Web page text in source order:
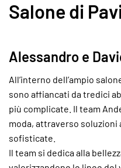
Salone di
Alessandro e
All’interno dell’ampio
sono affiancati da tredici
più complicate. Il team
moda, attraverso
sofisticate.
Il team si dedica alla